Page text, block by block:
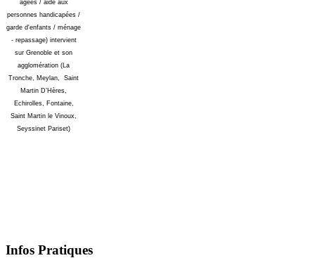
âgées / aide aux
personnes handicapées /
garde d'enfants / ménage
- repassage) intervient
sur Grenoble et son
agglomération (La
Tronche, Meylan, Saint
Martin D’Hères,
Echirolles, Fontaine,
Saint Martin le Vinoux,
Seyssinet Pariset)
Infos Pratiques